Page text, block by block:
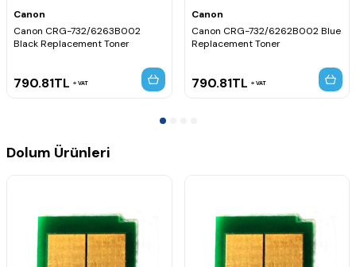
Canon
Canon CRG-732/6263B002
Black Replacement Toner
790.81TL VAT
Canon
Canon CRG-732/6262B002 Blue
Replacement Toner
790.81TL VAT
Dolum Ürünleri